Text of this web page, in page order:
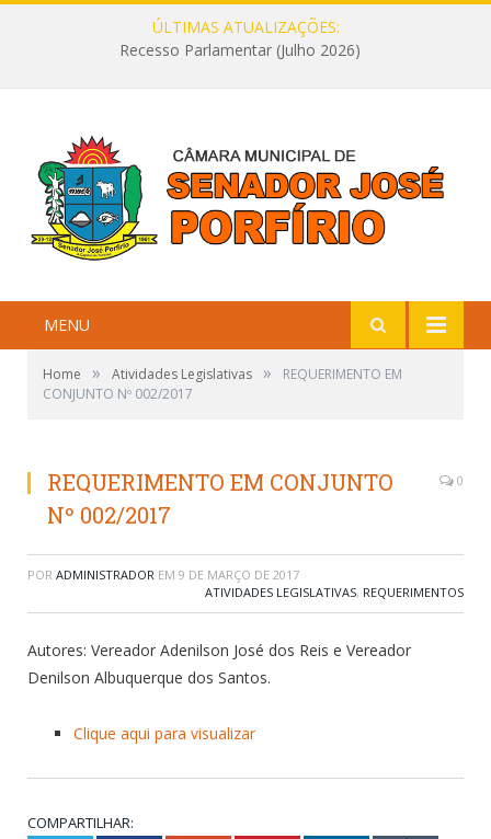
ÚLTIMAS ATUALIZAÇÕES:
Recesso Parlamentar (Julho 2026)
MENU
Home » Atividades Legislativas »
REQUERIMENTO EM
CONJUNTO Nº 002/2017
REQUERIMENTO EM CONJUNTO
Nº 002/2017
0
POR ADMINISTRADOR EM 9 DE MARÇO DE 2017
ATIVIDADES LEGISLATIVAS, REQUERIMENTOS
Autores: Vereador Adenilson José dos Reis e Vereador
Denilson Albuquerque dos Santos.
Clique aqui para visualizar
COMPARTILHAR: